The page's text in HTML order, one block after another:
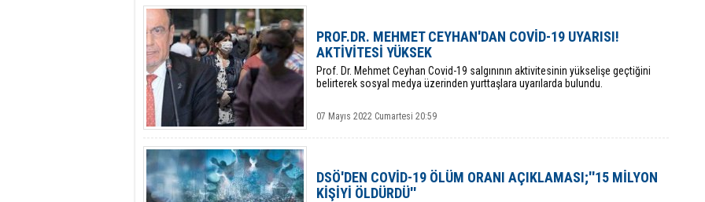
PROF.DR. MEHMET CEYHAN'DAN COVİD-19 UYARISI!
AKTİVİTESİ YÜKSEK
Prof. Dr. Mehmet Ceyhan Covid-19 salgınının aktivitesinin yükselişe geçtiğini
belirterek sosyal medya üzerinden yurttaşlara uyarılarda bulundu.
07 Mayıs 2022 Cumartesi 20:59
DSÖ'DEN COVİD-19 ÖLÜM ORANI AÇIKLAMASI;''15 MİLYON
KİŞİYİ ÖLDÜRDÜ''